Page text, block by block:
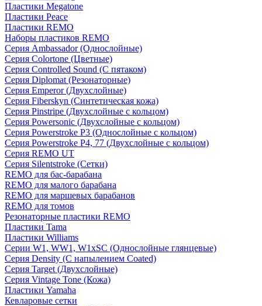
Пластики Megatone
Пластики Peace
Пластики REMO
Наборы пластиков REMO
Серия Ambassador (Однослойные)
Серия Colortone (Цветные)
Серия Controlled Sound (С пятаком)
Серия Diplomat (Резонаторные)
Серия Emperor (Двухслойные)
Серия Fiberskyn (Синтетическая кожа)
Серия Pinstripe (Двухслойные с кольцом)
Серия Powersonic (Двухслойные с кольцом)
Серия Powerstroke P3 (Однослойные с кольцом)
Серия Powerstroke P4, 77 (Двухслойные с кольцом)
Серия REMO UT
Серия Silentstroke (Сетки)
REMO для бас-барабана
REMO для малого барабана
REMO для маршевых барабанов
REMO для томов
Резонаторные пластики REMO
Пластики Tama
Пластики Williams
Серии W1, WW1, W1xSC (Однослойные глянцевые)
Серия Density (C напылением Coated)
Серия Target (Двухслойные)
Серия Vintage Tone (Кожа)
Пластики Yamaha
Кевларовые сетки